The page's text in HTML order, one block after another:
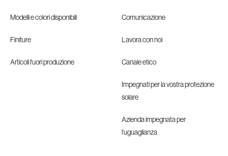
Modelli e colori disponibili
Finiture
Articoli fuori produzione
Comunicazione
Lavora con noi
Canale etico
Impegnati per la vostra protezione
solare
Azienda impegnata per
l’uguaglianza